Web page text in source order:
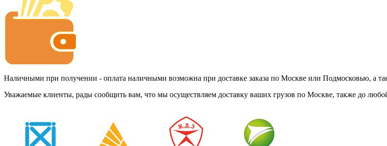
Наличными при получении - оплата наличными возможна при доставке заказа по Москве или Подмосковью, а
Уважаемые клиенты, рады сообщить вам, что мы осуществляем доставку ваших грузов по Москве, также до